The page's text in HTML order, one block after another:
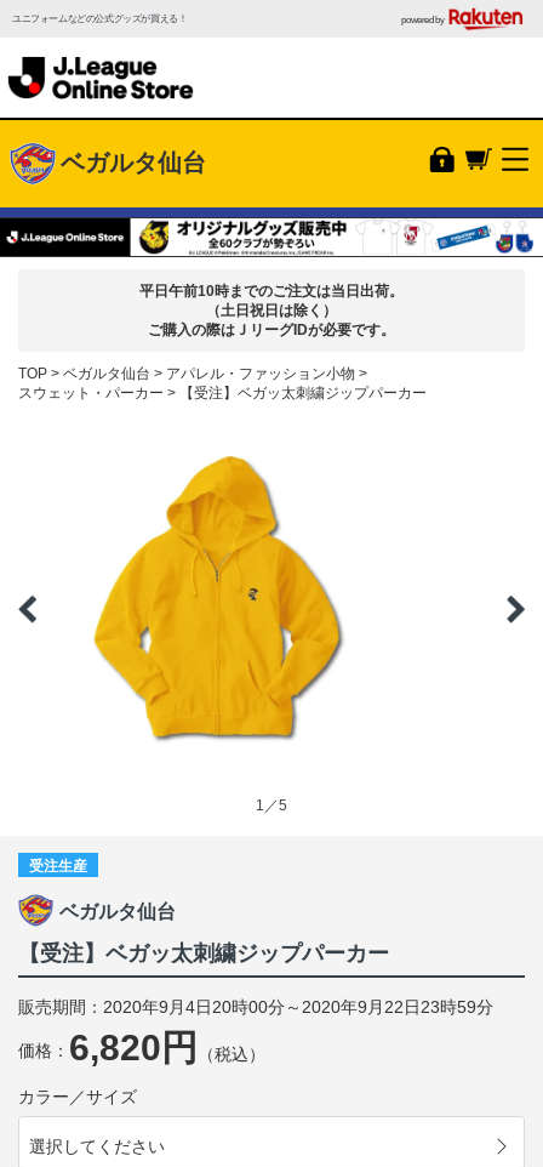
ユニフォームなどの公式グッズが買える！ powered by
ベガルタ仙台
平日午前10時までのご注文は当日出荷。
（土日祝日は除く）
ご購入の際はＪリーグIDが必要です。
TOP ベガルタ仙台
アパレル・ファッション小物
スウェット・パーカー
【受注】ベガッ太刺繍ジップパーカー
1／5
受注生産
ベガルタ仙台
【受注】ベガッ太刺繍ジップパーカー
販売期間：2020年9月4日20時00分～2020年9月22日23時59分
価格： 6,820円 （税込）
カラー／サイズ
選択してください